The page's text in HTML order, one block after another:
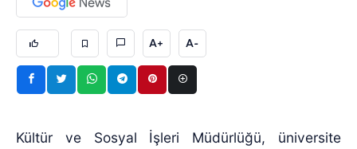
A+ A-
Kültür ve Sosyal İşleri Müdürlüğü, üniversite